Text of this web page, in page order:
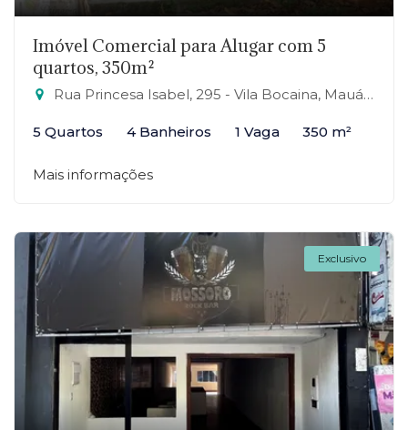
Imóvel Comercial para Alugar com 5
quartos, 350m²
Rua Princesa Isabel, 295 - Vila Bocaina, Mauá-SP
5 Quartos 4 Banheiros 1 Vaga 350 m²
Mais informações
Exclusivo